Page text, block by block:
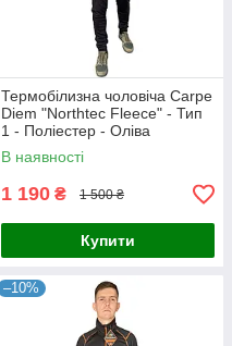
Термобілизна чоловіча Carpe
Diem "Northtec Fleece" - Тип
1 - Поліестер - Оліва
В наявності
1 190 ₴ 1 500 ₴
Купити
–10%